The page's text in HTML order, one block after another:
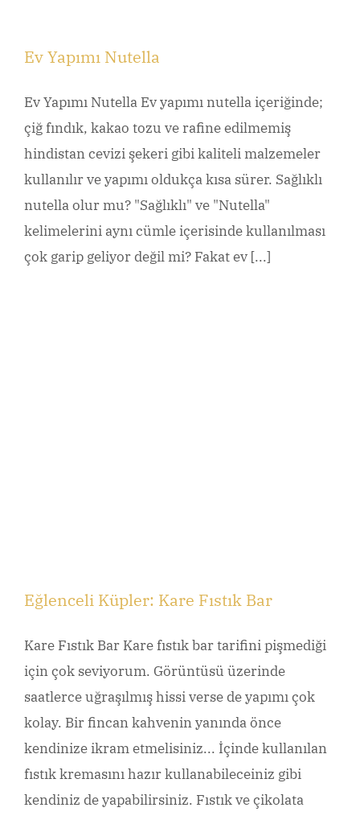
Ev Yapımı Nutella
Ev Yapımı Nutella Ev yapımı nutella içeriğinde;
çiğ fındık, kakao tozu ve rafine edilmemiş
hindistan cevizi şekeri gibi kaliteli malzemeler
kullanılır ve yapımı oldukça kısa sürer. Sağlıklı
nutella olur mu? "Sağlıklı" ve "Nutella"
kelimelerini aynı cümle içerisinde kullanılması
çok garip geliyor değil mi? Fakat ev [...]
Eğlenceli Küpler: Kare Fıstık Bar
Kare Fıstık Bar Kare fıstık bar tarifini pişmediği
için çok seviyorum. Görüntüsü üzerinde
saatlerce uğraşılmış hissi verse de yapımı çok
kolay. Bir fincan kahvenin yanında önce
kendinize ikram etmelisiniz... İçinde kullanılan
fıstık kremasını hazır kullanabileceiniz gibi
kendiniz de yapabilirsiniz. Fıstık ve çikolata